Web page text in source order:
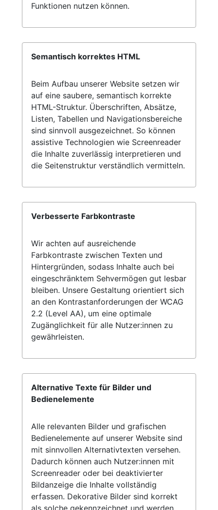
Funktionen nutzen können.
Semantisch korrektes HTML
Beim Aufbau unserer Website setzen wir
auf eine saubere, semantisch korrekte
HTML-Struktur. Überschriften, Absätze,
Listen, Tabellen und Navigationsbereiche
sind sinnvoll ausgezeichnet. So können
assistive Technologien wie Screenreader
die Inhalte zuverlässig interpretieren und
die Seitenstruktur verständlich vermitteln.
Verbesserte Farbkontraste
Wir achten auf ausreichende
Farbkontraste zwischen Texten und
Hintergründen, sodass Inhalte auch bei
eingeschränktem Sehvermögen gut lesbar
bleiben. Unsere Gestaltung orientiert sich
an den Kontrastanforderungen der WCAG
2.2 (Level AA), um eine optimale
Zugänglichkeit für alle Nutzer:innen zu
gewährleisten.
Alternative Texte für Bilder und
Bedienelemente
Alle relevanten Bilder und grafischen
Bedienelemente auf unserer Website sind
mit sinnvollen Alternativtexten versehen.
Dadurch können auch Nutzer:innen mit
Screenreader oder bei deaktivierter
Bildanzeige die Inhalte vollständig
erfassen. Dekorative Bilder sind korrekt
als solche gekennzeichnet und werden